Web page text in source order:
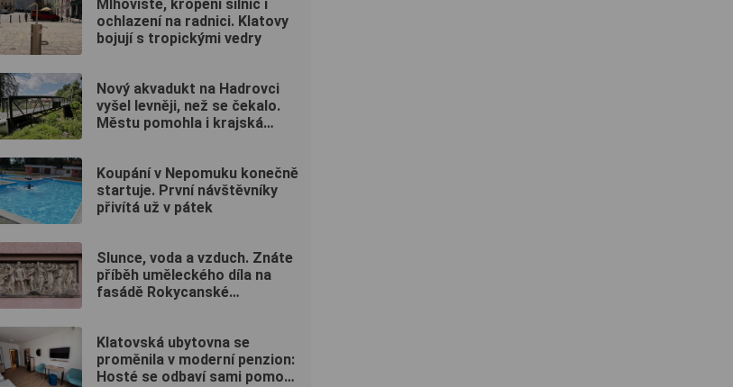
Mlhoviště, kropení silnic i
ochlazení na radnici. Klatovy
bojují s tropickými vedry
Nový akvadukt na Hadrovci
vyšel levněji, než se čekalo.
Městu pomohla i krajská
Koupání v Nepomuku konečně
startuje. První návštěvníky
přivítá už v pátek
Slunce, voda a vzduch. Znáte
příběh uměleckého díla na
fasádě Rokycanské
Klatovská ubytovna se
proměnila v moderní penzion:
Hosté se odbaví sami pomocí